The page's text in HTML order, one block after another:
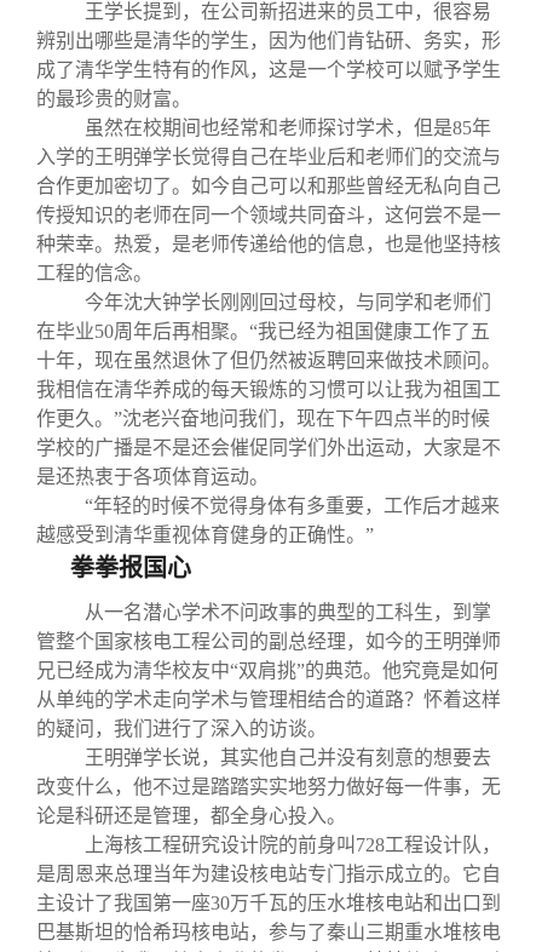
王学长提到，在公司新招进来的员工中，很容易
辨别出哪些是清华的学生，因为他们肯钻研、务实，形
成了清华学生特有的作风，这是一个学校可以赋予学生
的最珍贵的财富。
虽然在校期间也经常和老师探讨学术，但是85年
入学的王明弹学长觉得自己在毕业后和老师们的交流与
合作更加密切了。如今自己可以和那些曾经无私向自己
传授知识的老师在同一个领域共同奋斗，这何尝不是一
种荣幸。热爱，是老师传递给他的信息，也是他坚持核
工程的信念。
今年沈大钟学长刚刚回过母校，与同学和老师们
在毕业50周年后再相聚。“我已经为祖国健康工作了五
十年，现在虽然退休了但仍然被返聘回来做技术顾问。
我相信在清华养成的每天锻炼的习惯可以让我为祖国工
作更久。”沈老兴奋地问我们，现在下午四点半的时候
学校的广播是不是还会催促同学们外出运动，大家是不
是还热衷于各项体育运动。
“年轻的时候不觉得身体有多重要，工作后才越来
越感受到清华重视体育健身的正确性。”
拳拳报国心
从一名潜心学术不问政事的典型的工科生，到掌
管整个国家核电工程公司的副总经理，如今的王明弹师
兄已经成为清华校友中“双肩挑”的典范。他究竟是如何
从单纯的学术走向学术与管理相结合的道路？怀着这样
的疑问，我们进行了深入的访谈。
王明弹学长说，其实他自己并没有刻意的想要去
改变什么，他不过是踏踏实实地努力做好每一件事，无
论是科研还是管理，都全身心投入。
上海核工程研究设计院的前身叫728工程设计队，
是周恩来总理当年为建设核电站专门指示成立的。它自
主设计了我国第一座30万千瓦的压水堆核电站和出口到
巴基斯坦的恰希玛核电站，参与了秦山三期重水堆核电